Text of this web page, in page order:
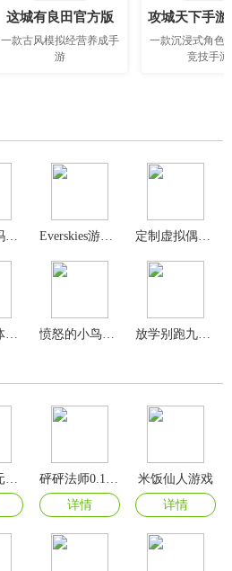
这城有良田官方版
一款古风模拟经营养成手
游
攻城天下手游
一款沉浸式角色
竞技手游
Everskies游戏官方版
愤怒的小鸟2最新版
详情
米饭仙人游戏
详情